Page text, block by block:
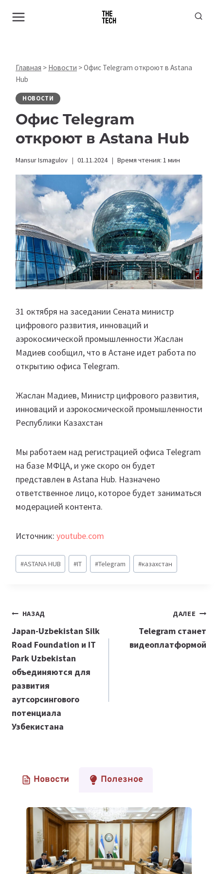
Главная > Новости >Офис Telegram откроют в Astana
Hub
НОВОСТИ
Офис Telegram
откроют в Astana Hub
Mansur Ismagulov 01.11.2024 Время чтения: 1 мин
31 октября на заседании Сената министр
цифрового развития, инноваций и
аэрокосмической промышленности Жаслан
Мадиев сообщил, что в Астане идет работа по
открытию офиса Telegram.
Жаслан Мадиев, Министр цифрового развития,
инноваций и аэрокосмической промышленности
Республики Казахстан
Мы работаем над регистрацией офиса Telegram
на базе МФЦА, и уже скоро он будет
представлен в Astana Hub. Назначено
ответственное лицо, которое будет заниматься
модерацией контента.
Источник: youtube.com
Метки
записи:
#ASTANA HUB #IT #Telegram #казахстан
Навигация
по
записям
НАЗАД
Japan-Uzbekistan Silk
Road Foundation и IT
Park Uzbekistan
объединяются для
развития
аутсорсингового
потенциала
Узбекистана
ДАЛЕЕ
Telegram станет
видеоплатформой
Новости Полезное